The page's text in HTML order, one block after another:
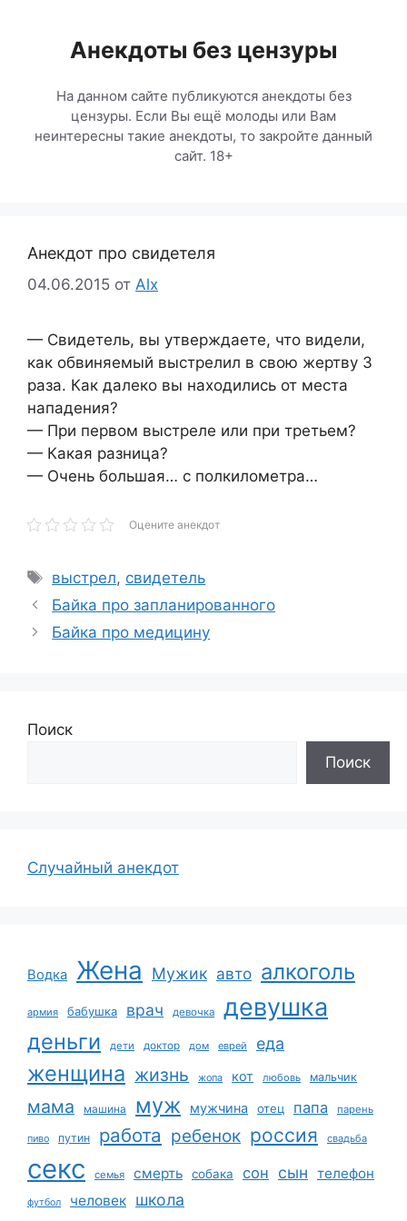
содержимомуАнекдоты без цензуры
На данном сайте публикуются анекдоты без
цензуры. Если Вы ещё молоды или Вам
неинтересны такие анекдоты, то закройте данный
сайт. 18+
Анекдот про свидетеля
04.06.2015 от Alx
— Свидетель, вы утверждаете, что видели,
как обвиняемый выстрелил в свою жертву 3
раза. Как далеко вы находились от места
нападения?
— При первом выстреле или при третьем?
— Какая разница?
— Очень большая… с полкилометра…
Оцените анекдот
Метки
выстрел, свидетель
Байка про запланированного
Байка про медицину
Поиск
Поиск
Случайный анекдот
Водка Жена Мужик авто алкоголь
армия бабушка врач девочка девушка
деньги дети доктор дом еврей еда
женщина жизнь жопа кот любовь мальчик
мама машина муж мужчина отец папа парень
пиво путин работа ребенок россия свадьба
секс семья смерть собака сон сын телефон
футбол человек школа